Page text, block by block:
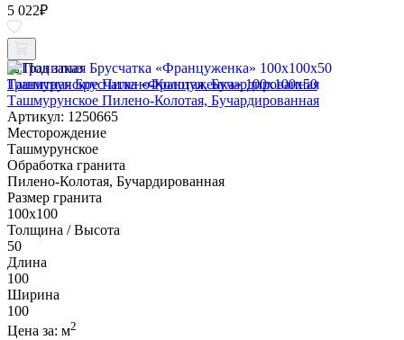
5 022₽
Под заказ
Гранитная Брусчатка «Француженка» 100х100x50
Ташмурунское Пилено-Колотая, Бучардированная
Артикул: 1250665
Месторождение
Ташмурунское
Обработка гранита
Пилено-Колотая, Бучардированная
Размер гранита
100х100
Толщина / Высота
50
Длина
100
Ширина
100
Цена за: м2